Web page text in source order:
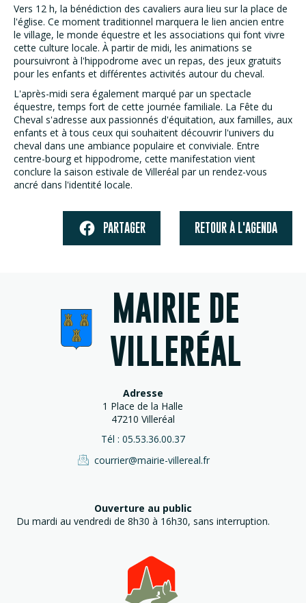
Vers 12 h, la bénédiction des cavaliers aura lieu sur la place de
l'église. Ce moment traditionnel marquera le lien ancien entre
le village, le monde équestre et les associations qui font vivre
cette culture locale. À partir de midi, les animations se
poursuivront à l'hippodrome avec un repas, des jeux gratuits
pour les enfants et différentes activités autour du cheval.
L'après-midi sera également marqué par un spectacle
équestre, temps fort de cette journée familiale. La Fête du
Cheval s'adresse aux passionnés d'équitation, aux familles, aux
enfants et à tous ceux qui souhaitent découvrir l'univers du
cheval dans une ambiance populaire et conviviale. Entre
centre-bourg et hippodrome, cette manifestation vient
conclure la saison estivale de Villeréal par un rendez-vous
ancré dans l'identité locale.
PARTAGER RETOUR À L'AGENDA
MAIRIE DE
VILLERÉAL
Adresse
1 Place de la Halle
47210 Villeréal
Tél : 05.53.36.00.37
courrier@mairie-villereal.fr
Ouverture au public
Du mardi au vendredi de 8h30 à 16h30, sans interruption.